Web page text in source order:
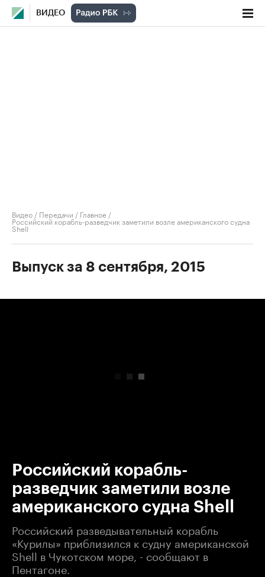
ВИДЕО
Видео / Передачи / Главное /
Российский корабль-разведчик заметили возле американского судна
Shell
Выпуск за 8 сентября, 2015
Российский корабль-
разведчик заметили возле
американского судна Shell
Российский разведывательный корабль
«Курилы» приблизился к судну американской
Shell в Чукотском море, - сообщают в
Пентагоне.